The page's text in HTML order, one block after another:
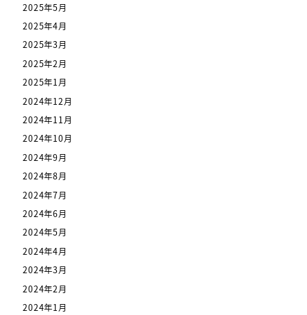
2025年5月
2025年4月
2025年3月
2025年2月
2025年1月
2024年12月
2024年11月
2024年10月
2024年9月
2024年8月
2024年7月
2024年6月
2024年5月
2024年4月
2024年3月
2024年2月
2024年1月